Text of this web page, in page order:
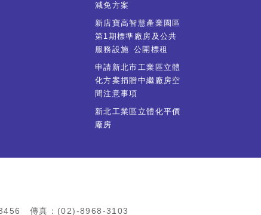
減免方案
新店寶高智慧產業園區
第1期標準廠房及公共
服務設施 公開標租
申請新北市工業區立體
化方案捐贈中繼廠房空
間注意事項
新北工業區立體化平價
廠房
傳真：(02)-8968-3103